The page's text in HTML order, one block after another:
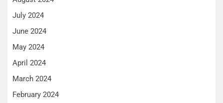
July 2024
June 2024
May 2024
April 2024
March 2024
February 2024